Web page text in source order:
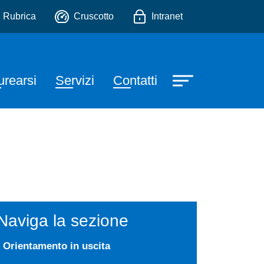
Rubrica Cruscotto Intranet
Servizi Contatti
la sezione
Orientamento in uscita